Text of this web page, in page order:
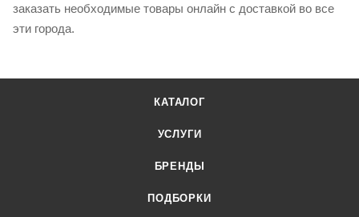
заказать необходимые товары онлайн с доставкой во все
эти города.
КАТАЛОГ
УСЛУГИ
БРЕНДЫ
ПОДБОРКИ